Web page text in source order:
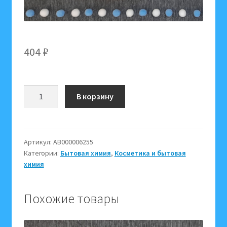
404₽
таежное,
450
г,
за
В корзину
Артикул: АВ000006255
Категории: Бытовая химия, Косметика и бытовая
химия
Похожие товары